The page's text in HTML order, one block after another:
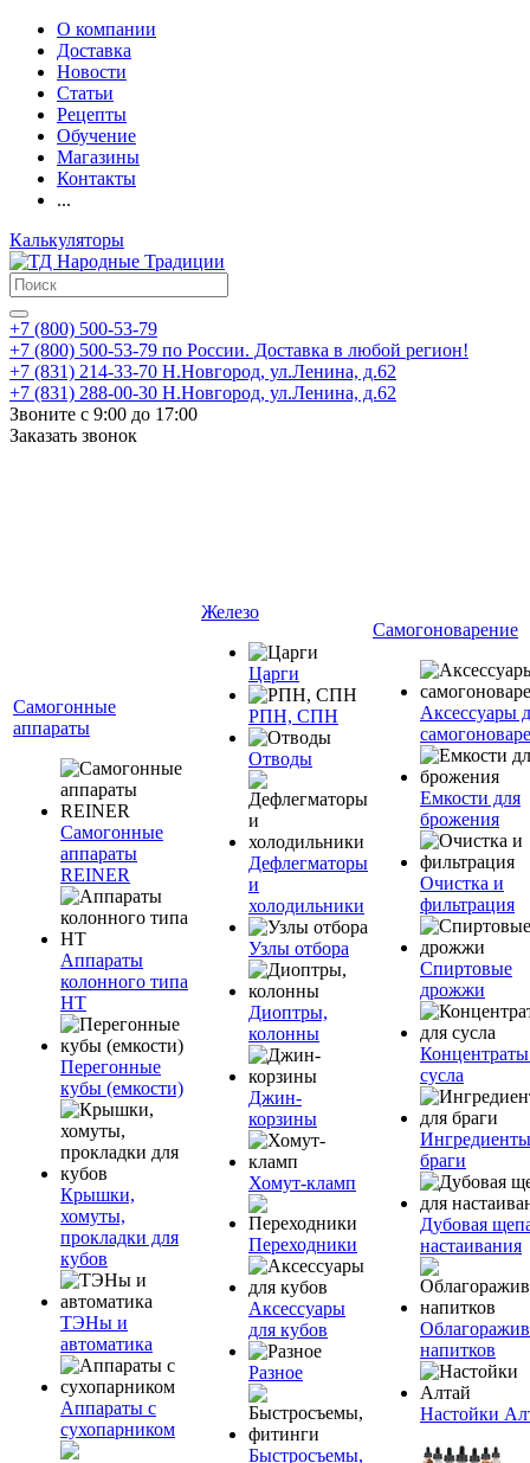
О компании
Доставка
Новости
Статьи
Рецепты
Обучение
Магазины
Контакты
...
Калькуляторы
+7 (800) 500-53-79
+7 (800) 500-53-79 по России. Доставка в любой регион!
+7 (831) 214-33-70 Н.Новгород, ул.Ленина, д.62
+7 (831) 288-00-30 Н.Новгород, ул.Ленина, д.62
Звоните с 9:00 до 17:00
Заказать звонок
Самогонные
аппараты
Самогонные
аппараты
REINER
Аппараты
колонного типа
НТ
Перегонные
кубы (емкости)
Крышки,
хомуты,
прокладки для
кубов
ТЭНы и
автоматика
Аппараты с
сухопарником
Железо
Царги
РПН, СПН
Отводы
Дефлегматоры
и
холодильники
Узлы отбора
Диоптры,
колонны
Джин-
корзины
Хомут-кламп
Переходники
Аксессуары
для кубов
Разное
Быстросъемы,
Самогоноварение
Аксессуары
Емкости для
брожения
Очистка и
фильтрация
Спиртовые
дрожжи
сусла
браги
Дубовая
настаивания
напитков
Настойки